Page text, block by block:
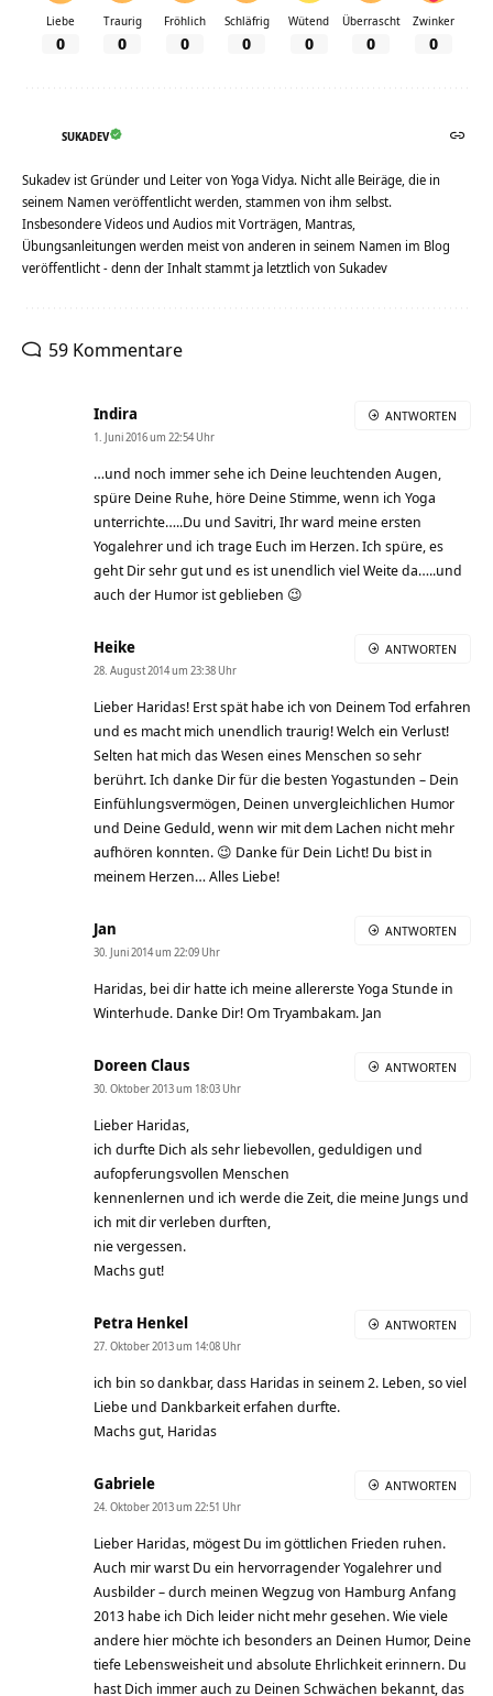
Liebe
0
Traurig
0
Fröhlich
0
Schläfrig
0
Wütend
0
Überrascht
0
Zwinker
0
SUKADEV
Sukadev ist Gründer und Leiter von Yoga Vidya. Nicht alle Beiräge, die in
seinem Namen veröffentlicht werden, stammen von ihm selbst.
Insbesondere Videos und Audios mit Vorträgen, Mantras,
Übungsanleitungen werden meist von anderen in seinem Namen im Blog
veröffentlicht - denn der Inhalt stammt ja letztlich von Sukadev
59 Kommentare
Indira
1. Juni 2016 um 22:54 Uhr
…und noch immer sehe ich Deine leuchtenden Augen,
spüre Deine Ruhe, höre Deine Stimme, wenn ich Yoga
unterrichte…..Du und Savitri, Ihr ward meine ersten
Yogalehrer und ich trage Euch im Herzen. Ich spüre, es
geht Dir sehr gut und es ist unendlich viel Weite da…..und
auch der Humor ist geblieben 😉
ANTWORTEN
Heike
28. August 2014 um 23:38 Uhr
Lieber Haridas! Erst spät habe ich von Deinem Tod erfahren
und es macht mich unendlich traurig! Welch ein Verlust!
Selten hat mich das Wesen eines Menschen so sehr
berührt. Ich danke Dir für die besten Yogastunden – Dein
Einfühlungsvermögen, Deinen unvergleichlichen Humor
und Deine Geduld, wenn wir mit dem Lachen nicht mehr
aufhören konnten. 😉 Danke für Dein Licht! Du bist in
meinem Herzen… Alles Liebe!
ANTWORTEN
Jan
30. Juni 2014 um 22:09 Uhr
Haridas, bei dir hatte ich meine allererste Yoga Stunde in
Winterhude. Danke Dir! Om Tryambakam. Jan
ANTWORTEN
Doreen Claus
30. Oktober 2013 um 18:03 Uhr
Lieber Haridas,
ich durfte Dich als sehr liebevollen, geduldigen und
aufopferungsvollen Menschen
kennenlernen und ich werde die Zeit, die meine Jungs und
ich mit dir verleben durften,
nie vergessen.
Machs gut!
ANTWORTEN
Petra Henkel
27. Oktober 2013 um 14:08 Uhr
ich bin so dankbar, dass Haridas in seinem 2. Leben, so viel
Liebe und Dankbarkeit erfahen durfte.
Machs gut, Haridas
ANTWORTEN
Gabriele
24. Oktober 2013 um 22:51 Uhr
Lieber Haridas, mögest Du im göttlichen Frieden ruhen.
Auch mir warst Du ein hervorragender Yogalehrer und
Ausbilder – durch meinen Wegzug von Hamburg Anfang
2013 habe ich Dich leider nicht mehr gesehen. Wie viele
andere hier möchte ich besonders an Deinen Humor, Deine
tiefe Lebensweisheit und absolute Ehrlichkeit erinnern. Du
hast Dich immer auch zu Deinen Schwächen bekannt, das
ANTWORTEN